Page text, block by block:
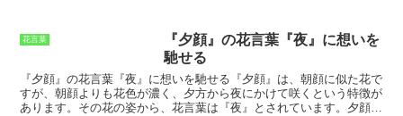
た。明治時代以降も、桃の花は「可憐さ」や「優しさ」の象徴として
愛され続けています。
桃の花言葉の歴史と由来は、中国の故事に由来
しています。昔、中国に西王母という女神がいました。
の木を育てており、その桃の実を食べると不老長寿になれると言われ
ていました。ある時、西王母が桃を味わっているところを、人間の男
性が見てしまいました。男性は、桃の実を盗み食いしてしまい、不老
花言葉
『夕顔』の花言葉『夜』に想いを
馳せる
『夕顔』の花言葉『夜』に想いを馳せる 『夕顔』は、朝顔に似た花で
すが、朝顔よりも花色が濃く、夕方から夜にかけて咲くという特徴が
あります。その花の姿から、花言葉は『夜』
とされています。夕顔